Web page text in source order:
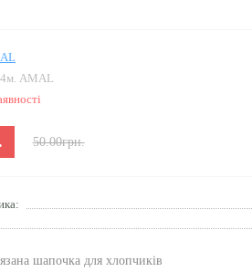
AMAL
50.00грн.
шапочка для хлопчиків